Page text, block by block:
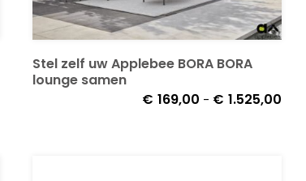
Stel zelf uw Applebee BORA BORA
lounge samen
€ 169,00 - € 1.525,00